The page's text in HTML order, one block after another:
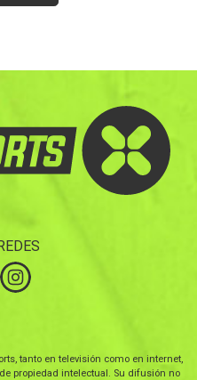
tanto en televisión como en internet,
propiedad intelectual. Su difusión no